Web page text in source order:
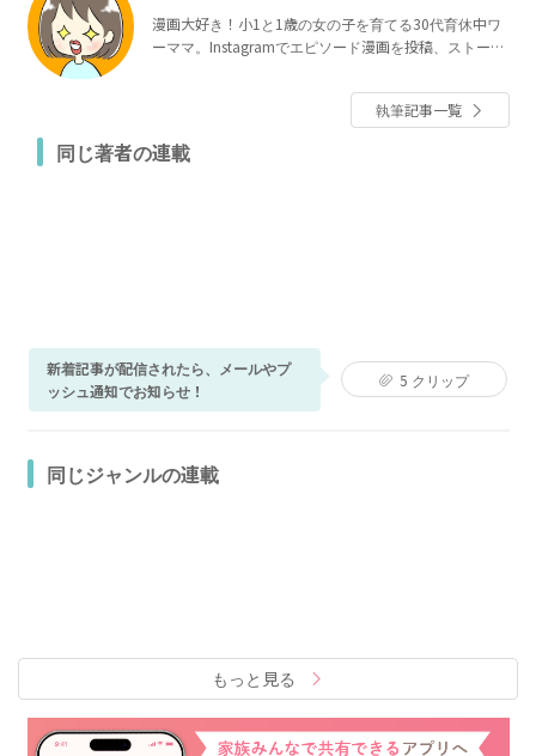
漫画大好き！小1と1歳の女の子を育てる30代育休中ワ
ーママ。Instagramでエピソード漫画を投稿、ストーリ
執筆記事一覧
同じ著者の連載
新着記事が配信されたら、メールやプ
ッシュ通知でお知らせ！
5 クリップ
同じジャンルの連載
もっと見る